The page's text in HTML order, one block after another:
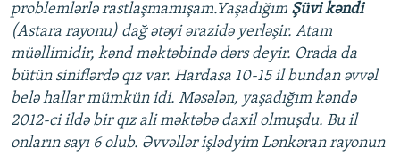
problemlərlə rastlaşmamışam.Yaşadığım Şüvi kəndi
(Astara rayonu) dağ ətəyi ərazidə yerləşir. Atam
müəllimidir, kənd məktəbində dərs deyir. Orada da
bütün siniflərdə qız var. Hardasa 10-15 il bundan əvvəl
belə hallar mümkün idi. Məsələn, yaşadığım kəndə
2012-ci ildə bir qız ali məktəbə daxil olmuşdu. Bu il
onların sayı 6 olub. Əvvəllər işlədyim Lənkəran rayonun